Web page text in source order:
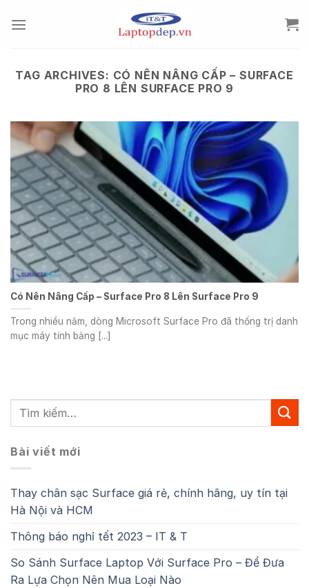
TAG ARCHIVES: CÓ NÊN NÂNG CẤP – SURFACE
PRO 8 LÊN SURFACE PRO 9
Có Nên Nâng Cấp – Surface Pro 8 Lên Surface Pro 9
Trong nhiều năm, dòng Microsoft Surface Pro đã thống trị danh
mục máy tính bảng [...]
Bài viết mới
Thay chân sạc Surface giá rẻ, chính hãng, uy tín tại
Hà Nội và HCM
Thông báo nghỉ tết 2023 – IT & T
So Sánh Surface Laptop Với Surface Pro – Để Đưa
Ra Lựa Chọn Nên Mua Loại Nào